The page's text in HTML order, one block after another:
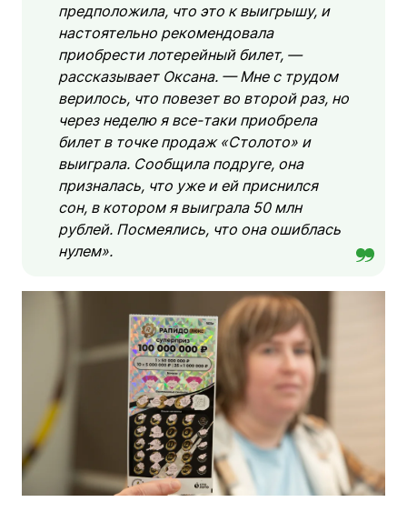
предположила, что это к выигрышу, и
настоятельно рекомендовала
приобрести лотерейный билет, —
рассказывает Оксана. — Мне с трудом
верилось, что повезет во второй раз, но
через неделю я все-таки приобрела
билет в точке продаж «Столото» и
выиграла. Сообщила подруге, она
призналась, что уже и ей приснился
сон, в котором я выиграла 50 млн
рублей. Посмеялись, что она ошиблась
нулем».